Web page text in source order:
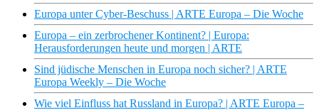
Europa unter Cyber-Beschuss | ARTE Europa – Die Woche
Europa – ein zerbrochener Kontinent? | Europa:
Herausforderungen heute und morgen | ARTE
Sind jüdische Menschen in Europa noch sicher? | ARTE
Europa Weekly – Die Woche
Wie viel Einfluss hat Russland in Europa? | ARTE Europa –